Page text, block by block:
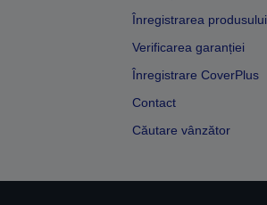
Înregistrarea produsului
Verificarea garanției
Înregistrare CoverPlus
Contact
Căutare vânzător